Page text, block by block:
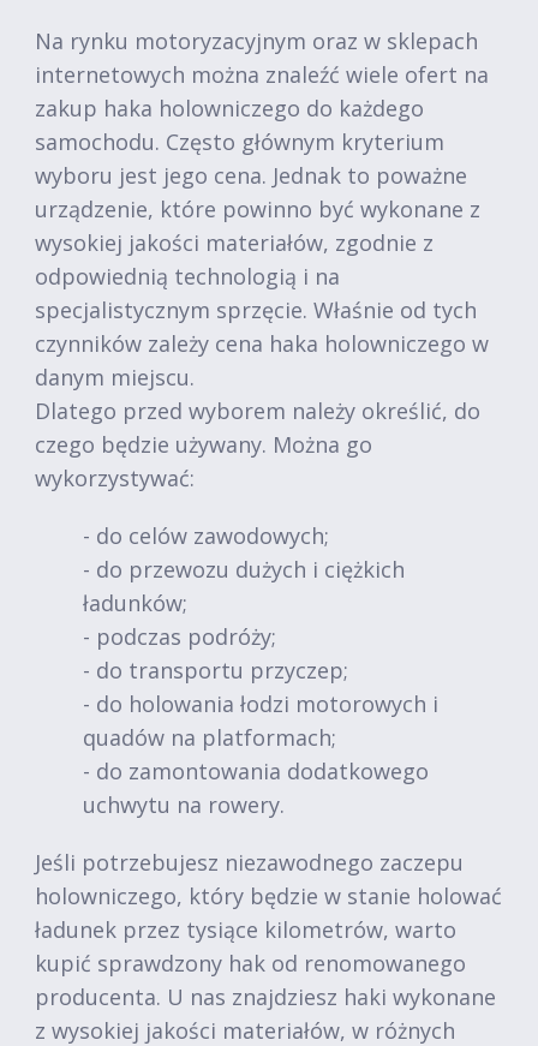
Na rynku motoryzacyjnym oraz w sklepach
internetowych można znaleźć wiele ofert na
zakup haka holowniczego do każdego
samochodu. Często głównym kryterium
wyboru jest jego cena. Jednak to poważne
urządzenie, które powinno być wykonane z
wysokiej jakości materiałów, zgodnie z
odpowiednią technologią i na
specjalistycznym sprzęcie. Właśnie od tych
czynników zależy cena haka holowniczego w
danym miejscu.
Dlatego przed wyborem należy określić, do
czego będzie używany. Można go
wykorzystywać:
- do celów zawodowych;
- do przewozu dużych i ciężkich
ładunków;
- podczas podróży;
- do transportu przyczep;
- do holowania łodzi motorowych i
quadów na platformach;
- do zamontowania dodatkowego
uchwytu na rowery.
Jeśli potrzebujesz niezawodnego zaczepu
holowniczego, który będzie w stanie holować
ładunek przez tysiące kilometrów, warto
kupić sprawdzony hak od renomowanego
producenta. U nas znajdziesz haki wykonane
z wysokiej jakości materiałów, w różnych